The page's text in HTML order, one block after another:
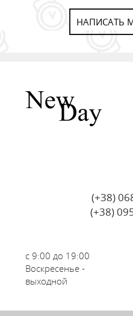
НАПИСАТЬ
(+38)
(+38)
с 9:00 до 19:00
Воскресенье -
выходной